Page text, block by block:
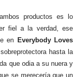
productos es lo
fiel a la verdad, ese
en Everybody Loves
hasta la
que odia a su nuera y
se merecería que un